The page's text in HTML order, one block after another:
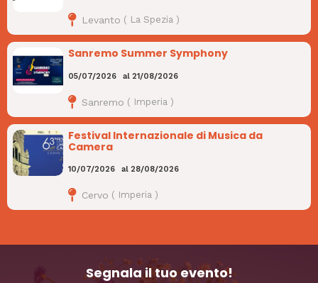
Levanto ( La Spezia)
Sanremo Summer Symphony
05/07/2026 al 21/08/2026
Sanremo ( Imperia )
Festival Internazionale di Musica da
Camera
10/07/2026 al 28/08/2026
Cervo ( Imperia)
Segnala il tuo evento!